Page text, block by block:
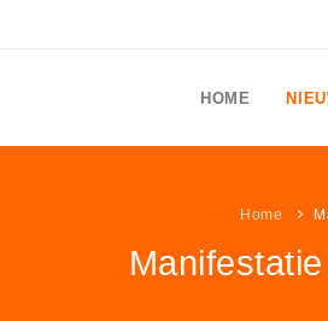
HOME
Home